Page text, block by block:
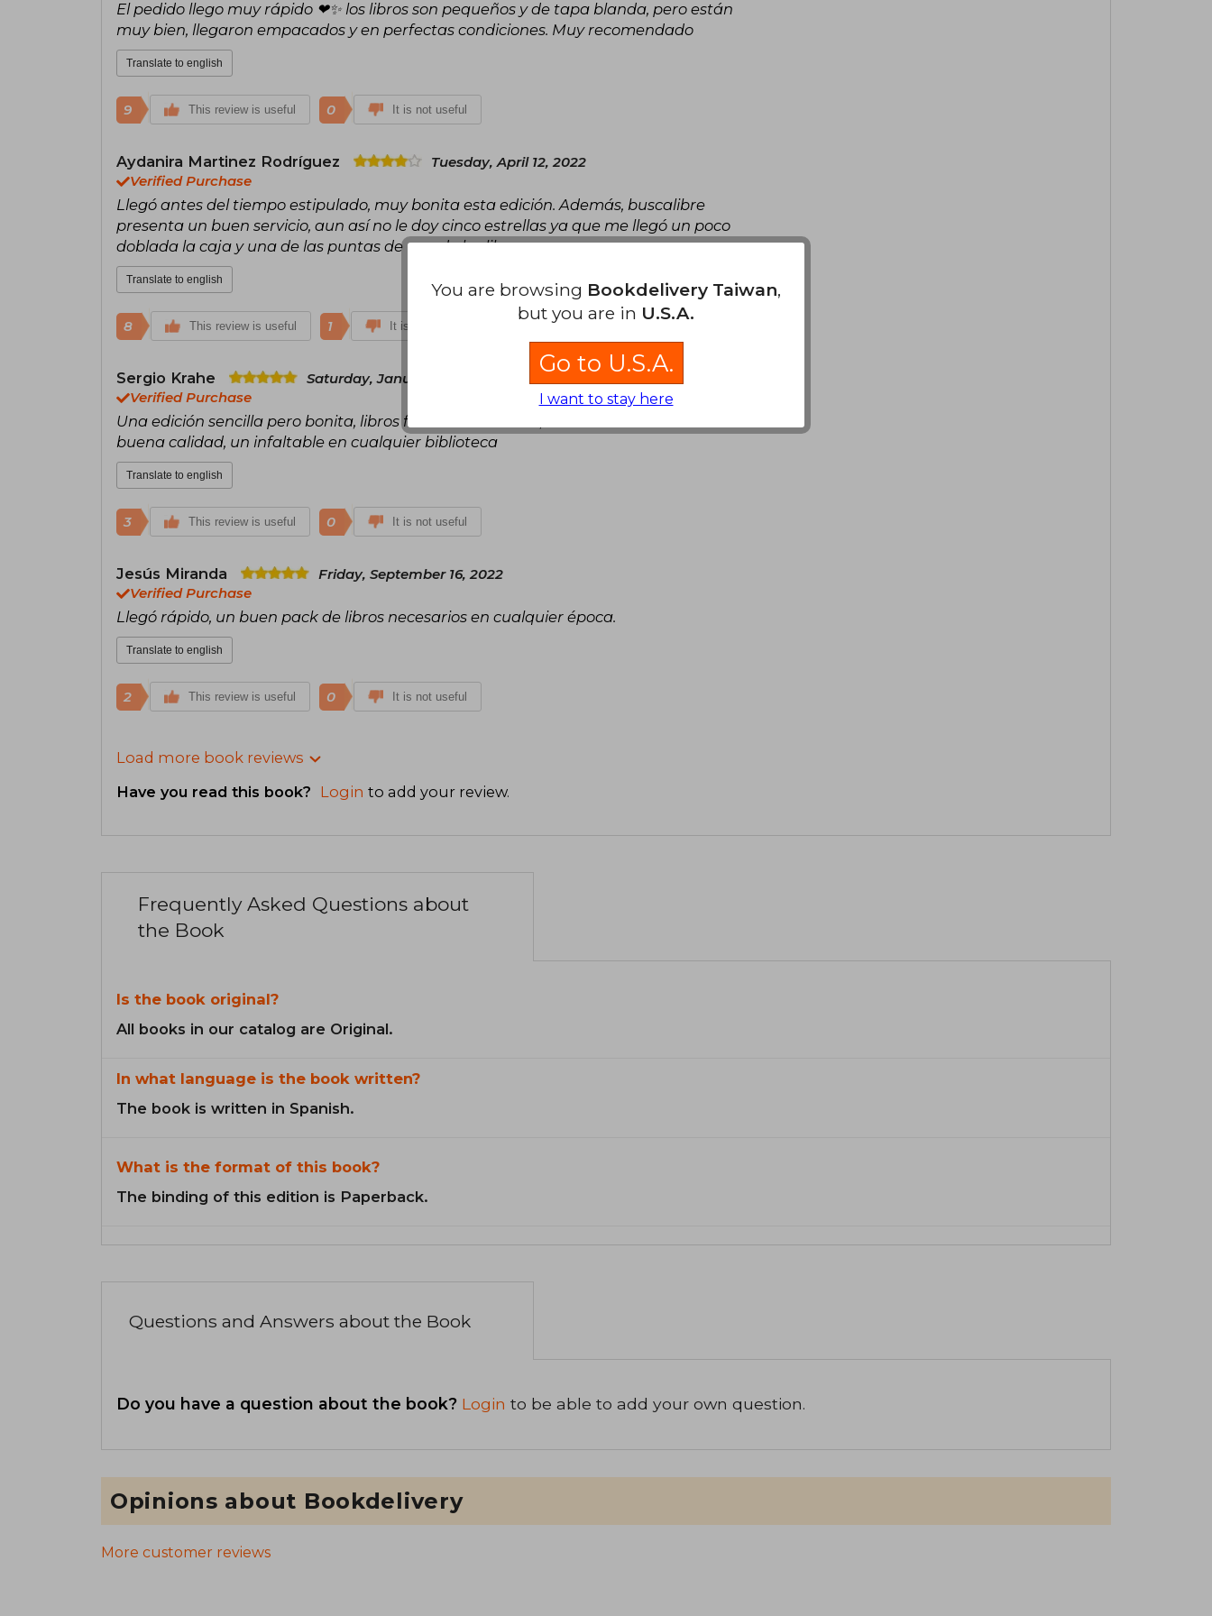
El pedido llego muy rápido ❤✨ los libros son pequeños y de tapa blanda, pero están
muy bien, llegaron empacados y en perfectas condiciones. Muy recomendado
Translate to english
9 This review is useful 0 It is not useful
Aydanira Martinez Rodríguez
Tuesday, April 12, 2022
Verified Purchase
Llegó antes del tiempo estipulado, muy bonita esta edición. Además, buscalibre
presenta un buen servicio, aun así no le doy cinco estrellas ya que me llegó un poco
doblada la caja y una de las puntas de uno de los libros.
Translate to english
8 This review is useful 1 It is not useful
Sergio Krahe
Saturday, January 06, 2024
Verified Purchase
Una edición sencilla pero bonita, libros formato de bolsillo, con un cofre de bastante
buena calidad, un infaltable en cualquier biblioteca
Translate to english
3 This review is useful 0 It is not useful
Jesús Miranda
Friday, September 16, 2022
Verified Purchase
Llegó rápido, un buen pack de libros necesarios en cualquier época.
Translate to english
2 This review is useful 0 It is not useful
Load more book reviews
Have you read this book? Login to add your review.
Frequently Asked Questions about
the Book
Is the book original?
All books in our catalog are Original.
In what language is the book written?
The book is written in Spanish.
What is the format of this book?
The binding of this edition is Paperback.
Questions and Answers about the Book
Do you have a question about the book? Login to be able to add your own question.
Opinions about Bookdelivery
More customer reviews
You are browsing Bookdelivery Taiwan,
but you are in U.S.A.
Go to U.S.A.
I want to stay here